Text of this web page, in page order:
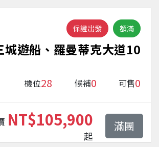
保證出發 額滿
遊船、羅曼蒂克大道10
機位28 候補0 可售0
NT$105,900
起
滿團